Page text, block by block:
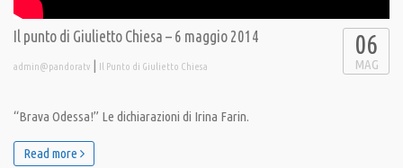
Il punto di Giulietto Chiesa – 6 maggio 2014
admin@pandoratv | Il Punto di Giulietto Chiesa
06
MAG
“Brava Odessa!” Le dichiarazioni di Irina Farin.
Read more